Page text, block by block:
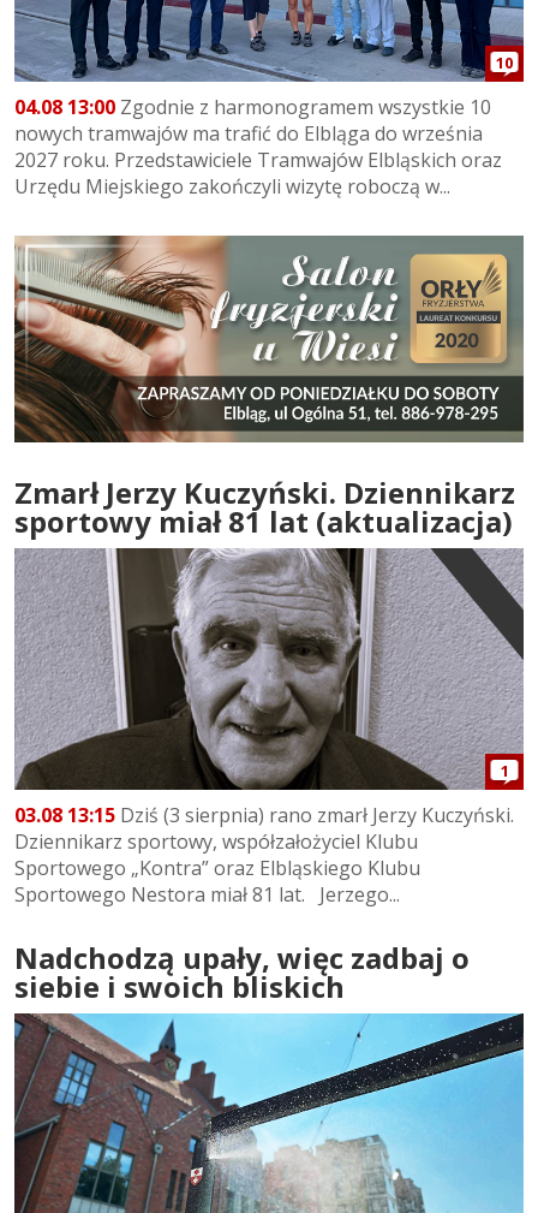
10
04.08 13:00 Zgodnie z harmonogramem wszystkie 10
nowych tramwajów ma trafić do Elbląga do września
2027 roku. Przedstawiciele Tramwajów Elbląskich oraz
Urzędu Miejskiego zakończyli wizytę roboczą w...
Zmarł Jerzy Kuczyński. Dziennikarz
sportowy miał 81 lat (aktualizacja)
1
03.08 13:15 Dziś (3 sierpnia) rano zmarł Jerzy Kuczyński.
Dziennikarz sportowy, współzałożyciel Klubu
Sportowego „Kontra” oraz Elbląskiego Klubu
Sportowego Nestora miał 81 lat. Jerzego...
Nadchodzą upały, więc zadbaj o
siebie i swoich bliskich